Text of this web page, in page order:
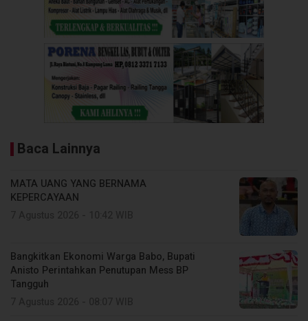
Baca Lainnya
MATA UANG YANG BERNAMA
KEPERCAYAAN
Bangkitkan Ekonomi Warga Babo, Bupati
Anisto Perintahkan Penutupan Mess BP
Tangguh